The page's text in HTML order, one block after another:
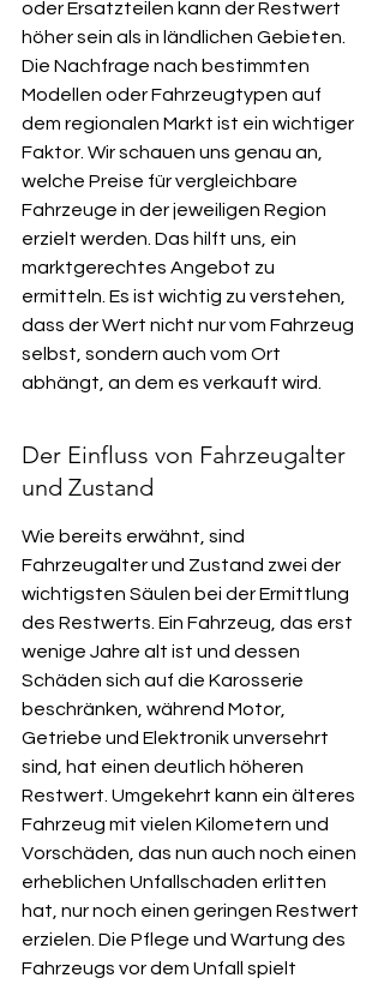
oder Ersatzteilen kann der Restwert
höher sein als in ländlichen Gebieten.
Die Nachfrage nach bestimmten
Modellen oder Fahrzeugtypen auf
dem regionalen Markt ist ein wichtiger
Faktor. Wir schauen uns genau an,
welche Preise für vergleichbare
Fahrzeuge in der jeweiligen Region
erzielt werden. Das hilft uns, ein
marktgerechtes Angebot zu
ermitteln. Es ist wichtig zu verstehen,
dass der Wert nicht nur vom Fahrzeug
selbst, sondern auch vom Ort
abhängt, an dem es verkauft wird.
Der Einfluss von Fahrzeugalter
und Zustand
Wie bereits erwähnt, sind
Fahrzeugalter und Zustand zwei der
wichtigsten Säulen bei der Ermittlung
des Restwerts. Ein Fahrzeug, das erst
wenige Jahre alt ist und dessen
Schäden sich auf die Karosserie
beschränken, während Motor,
Getriebe und Elektronik unversehrt
sind, hat einen deutlich höheren
Restwert. Umgekehrt kann ein älteres
Fahrzeug mit vielen Kilometern und
Vorschäden, das nun auch noch einen
erheblichen Unfallschaden erlitten
hat, nur noch einen geringen Restwert
erzielen. Die Pflege und Wartung des
Fahrzeugs vor dem Unfall spielt